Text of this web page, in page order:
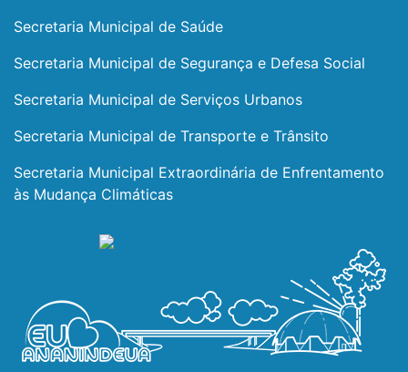
Secretaria Municipal de Saúde
Secretaria Municipal de Segurança e Defesa Social
Secretaria Municipal de Serviços Urbanos
Secretaria Municipal de Transporte e Trânsito
Secretaria Municipal Extraordinária de Enfrentamento
às Mudança Climáticas